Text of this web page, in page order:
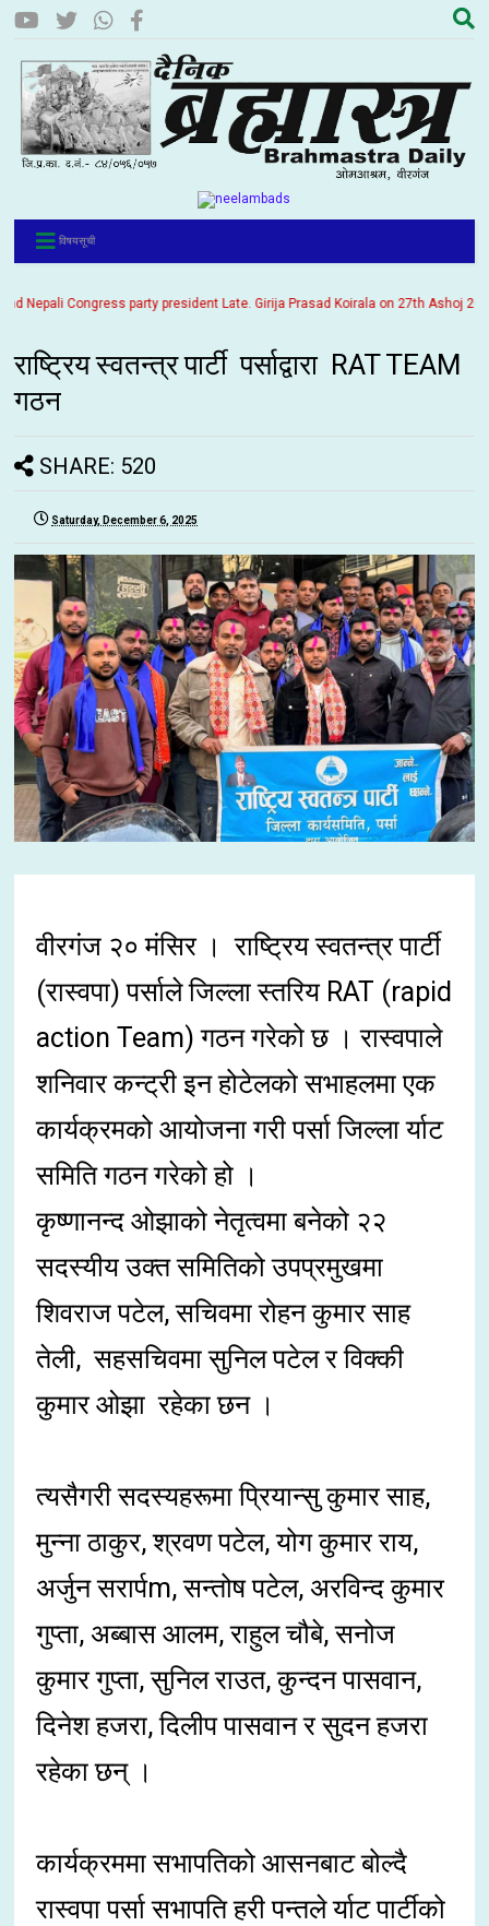
विषयसूची
Congress party president Late. Girija Prasad Koirala on 27th Ashoj
राष्ट्रिय स्वतन्त्र पार्टी पर्साद्वारा RAT TEAM
गठन
SHARE: 520
Saturday, December 6, 2025
वीरगंज २० मंसिर । राष्ट्रिय स्वतन्त्र पार्टी
(रास्वपा) पर्साले जिल्ला स्तरिय RAT (rapid
action Team) गठन गरेको छ । रास्वपाले
शनिवार कन्ट्री इन होटेलको सभाहलमा एक
कार्यक्रमको आयोजना गरी पर्सा जिल्ला र्याट
समिति गठन गरेको हो ।
कृष्णानन्द ओझाको नेतृत्वमा बनेको २२
सदस्यीय उक्त समितिको उपप्रमुखमा
शिवराज पटेल, सचिवमा रोहन कुमार साह
तेली, सहसचिवमा सुनिल पटेल र विक्की
कुमार ओझा रहेका छन ।
त्यसैगरी सदस्यहरूमा प्रियान्सु कुमार साह,
मुन्ना ठाकुर, श्रवण पटेल, योग कुमार राय,
अर्जुन सरार्पm, सन्तोष पटेल, अरविन्द कुमार
गुप्ता, अब्बास आलम, राहुल चौबे, सनोज
कुमार गुप्ता, सुनिल राउत, कुन्दन पासवान,
दिनेश हजरा, दिलीप पासवान र सुदन हजरा
रहेका छन् ।
कार्यक्रममा सभापतिको आसनबाट बोल्दै
रास्वपा पर्सा सभापति हरी पन्तले र्याट पार्टीको